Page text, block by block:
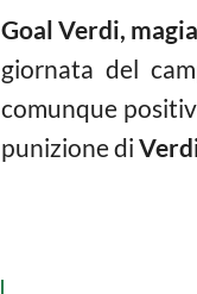
Goal Verdi,
giornata del
comunque
punizione di